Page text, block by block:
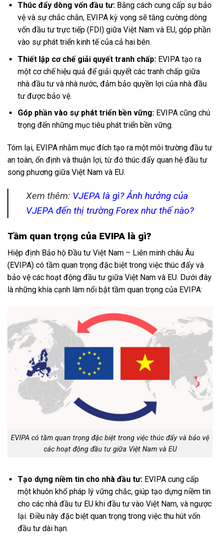
Thúc đẩy dòng vốn đầu tư: Bằng cách cung cấp sự bảo
vệ và sự chắc chắn, EVIPA kỳ vọng sẽ tăng cường dòng
vốn đầu tư trực tiếp (FDI) giữa Việt Nam và EU, góp phần
vào sự phát triển kinh tế của cả hai bên.
Thiết lập cơ chế giải quyết tranh chấp: EVIPA tạo ra
một cơ chế hiệu quả để giải quyết các tranh chấp giữa
nhà đầu tư và nhà nước, đảm bảo quyền lợi của nhà đầu
tư được bảo vệ.
Góp phần vào sự phát triển bền vững: EVIPA cũng chú
trọng đến những mục tiêu phát triển bền vững.
Tóm lại, EVIPA nhằm mục đích tạo ra một môi trường đầu tư
an toàn, ổn định và thuận lợi, từ đó thúc đẩy quan hệ đầu tư
song phương giữa Việt Nam và EU.
Xem thêm: VJEPA là gì? Ảnh hưởng của
VJEPA đến thị trường Forex như thế nào?
Tầm quan trọng của EVIPA là gì?
Hiệp định Bảo hộ Đầu tư Việt Nam – Liên minh châu Âu
(EVIPA) có tầm quan trọng đặc biệt trong việc thúc đẩy và
bảo vệ các hoạt động đầu tư giữa Việt Nam và EU. Dưới đây
là những khía cạnh làm nổi bật tầm quan trọng của EVIPA:
EVIPA có tầm quan trọng đặc biệt trong việc thúc đẩy và bảo vệ
các hoạt động đầu tư giữa Việt Nam và EU
Tạo dựng niềm tin cho nhà đầu tư: EVIPA cung cấp
một khuôn khổ pháp lý vững chắc, giúp tạo dựng niềm tin
cho các nhà đầu tư EU khi đầu tư vào Việt Nam, và ngược
lại. Điều này đặc biệt quan trọng trong việc thu hút vốn
đầu tư dài hạn.